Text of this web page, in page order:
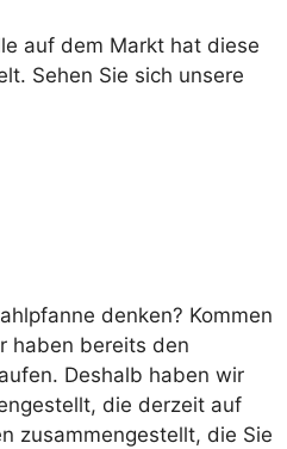
auf dem Markt hat diese
Sehen Sie sich unsere
denken? Kommen
haben bereits den
Deshalb haben wir
die derzeit auf
zusammengestellt, die Sie